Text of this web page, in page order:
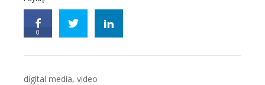
0
digital media,video